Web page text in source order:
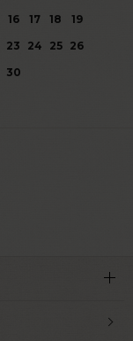
16 17 18
19
23 24 25
26
30